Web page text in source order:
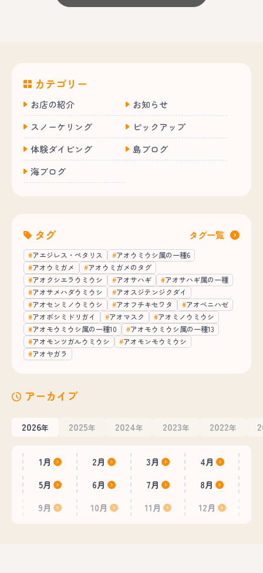
カテゴリー
お店の紹介
お知らせ
スノーケリング
ピックアップ
体験ダイビング
島ブログ
海ブログ
タグ タグ一覧
アエジレス・ペタリス
アオウミウシ属の一種6
アオウミガメ
アオウミガメのタグ
アオクシエラウミウシ
アオサハギ
アオサハギ属の一種
アオサメハダウミウシ
アオスジテンジクダイ
アオセンミノウミウシ
アオフチキセワタ
アオベニハゼ
アオボシミドリガイ
アオマスク
アオミノウミウシ
アオモウミウシ属の一種10
アオモウミウシ属の一種13
アオモンツガルウミウシ
アオモンモウミウシ
アオヤガラ
アーカイブ
2026年 2025年 2024年 2023年 2022年
1月 2月 3月
4月
5月
6月 7月
8月
9月
10月 11月 12月